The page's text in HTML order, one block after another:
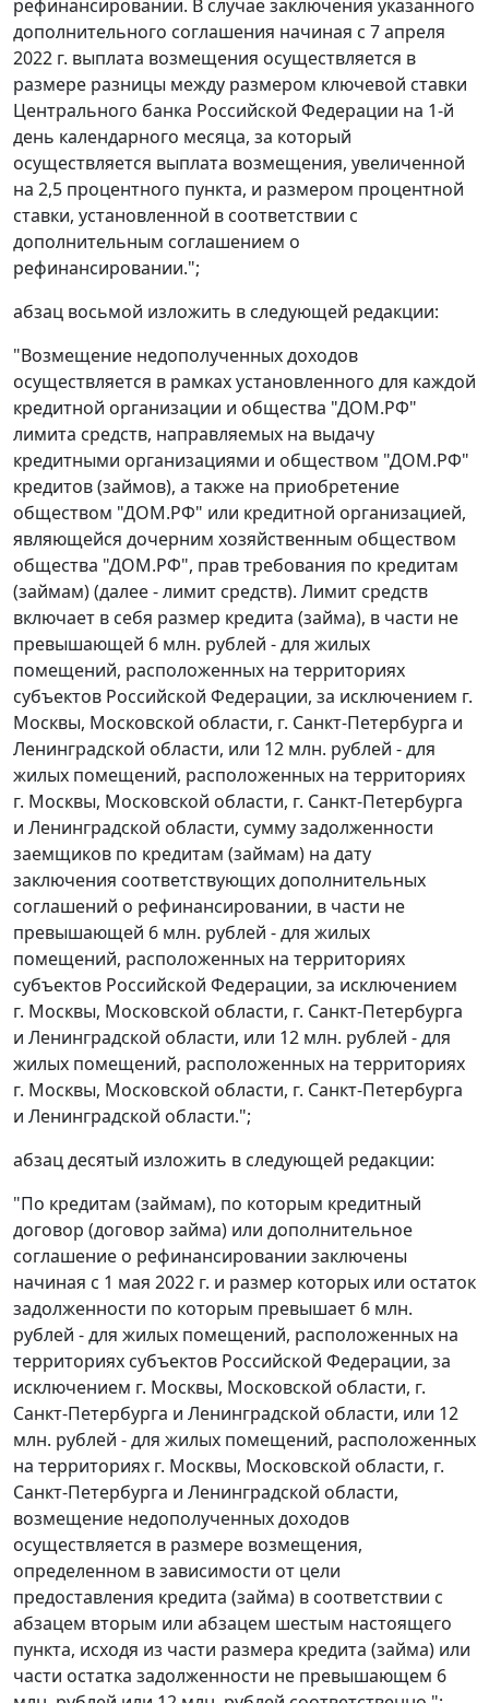
рефинансировании. В случае заключения указанного
дополнительного соглашения начиная с 7 апреля
2022 г. выплата возмещения осуществляется в
размере разницы между размером ключевой ставки
Центрального банка Российской Федерации на 1-й
день календарного месяца, за который
осуществляется выплата возмещения, увеличенной
на 2,5 процентного пункта, и размером процентной
ставки, установленной в соответствии с
дополнительным соглашением о
рефинансировании.";
абзац восьмой изложить в следующей редакции:
"Возмещение недополученных доходов
осуществляется в рамках установленного для каждой
кредитной организации и общества "ДОМ.РФ"
лимита средств, направляемых на выдачу
кредитными организациями и обществом "ДОМ.РФ"
кредитов (займов), а также на приобретение
обществом "ДОМ.РФ" или кредитной организацией,
являющейся дочерним хозяйственным обществом
общества "ДОМ.РФ", прав требования по кредитам
(займам) (далее - лимит средств). Лимит средств
включает в себя размер кредита (займа), в части не
превышающей 6 млн. рублей - для жилых
помещений, расположенных на территориях
субъектов Российской Федерации, за исключением г.
Москвы, Московской области, г. Санкт-Петербурга и
Ленинградской области, или 12 млн. рублей - для
жилых помещений, расположенных на территориях
г. Москвы, Московской области, г. Санкт-Петербурга
и Ленинградской области, сумму задолженности
заемщиков по кредитам (займам) на дату
заключения соответствующих дополнительных
соглашений о рефинансировании, в части не
превышающей 6 млн. рублей - для жилых
помещений, расположенных на территориях
субъектов Российской Федерации, за исключением
г. Москвы, Московской области, г. Санкт-Петербурга
и Ленинградской области, или 12 млн. рублей - для
жилых помещений, расположенных на территориях
г. Москвы, Московской области, г. Санкт-Петербурга
и Ленинградской области.";
абзац десятый изложить в следующей редакции:
"По кредитам (займам), по которым кредитный
договор (договор займа) или дополнительное
соглашение о рефинансировании заключены
начиная с 1 мая 2022 г. и размер которых или остаток
задолженности по которым превышает 6 млн.
рублей - для жилых помещений, расположенных на
территориях субъектов Российской Федерации, за
исключением г. Москвы, Московской области, г.
Санкт-Петербурга и Ленинградской области, или 12
млн. рублей - для жилых помещений, расположенных
на территориях г. Москвы, Московской области, г.
Санкт-Петербурга и Ленинградской области,
возмещение недополученных доходов
осуществляется в размере возмещения,
определенном в зависимости от цели
предоставления кредита (займа) в соответствии с
абзацем вторым или абзацем шестым настоящего
пункта, исходя из части размера кредита (займа) или
части остатка задолженности не превышающем 6